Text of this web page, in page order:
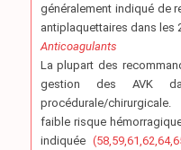
généralement indiqué de
antiplaquettaires dans les
Anticoagulants
La plupart des
gestion des AVK
procédurale/
faible risque
indiquée